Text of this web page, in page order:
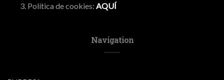
Política de cookies: AQUÍ
Navigation